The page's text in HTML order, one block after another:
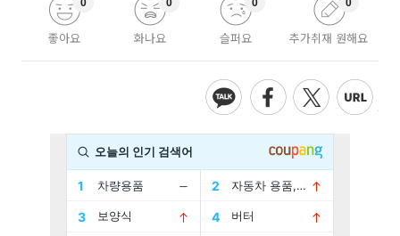
좋아요
0
화나요
0
슬퍼요
0
추가취재 원해요
0